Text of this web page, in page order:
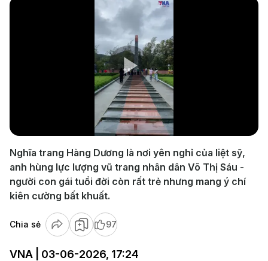
Play
Video
Nghĩa trang Hàng Dương là nơi yên nghỉ của liệt sỹ,
anh hùng lực lượng vũ trang nhân dân Võ Thị Sáu -
người con gái tuổi đời còn rất trẻ nhưng mang ý chí
kiên cường bất khuất.
Chia sẻ 97
VNA | 03-06-2026, 17:24